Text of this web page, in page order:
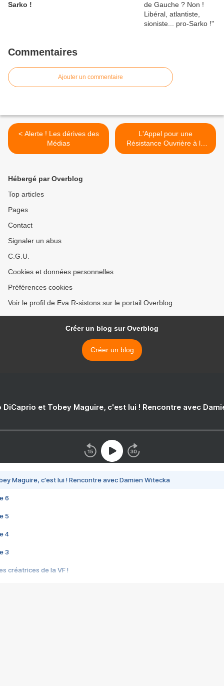
Sarko !
Commentaires
Ajouter un commentaire
< Alerte ! Les dérives des
Médias
L'Appel pour une
Résistance Ouvrière à la
casse ignoré des Médias >
Hébergé par Overblog
Top articles
Pages
Contact
Signaler un abus
C.G.U.
Cookies et données personnelles
Préférences cookies
Voir le profil de Eva R-sistons sur le portail Overblog
Créer un blog sur Overblog
Créer un blog
DiCaprio et Tobey Maguire, c'est lui ! Rencontre avec
Maguire, c'est lui ! Rencontre avec Damien Witecka
6
5
4
3
créatrices de la VF !